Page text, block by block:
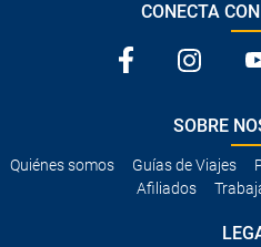
CONECTA
SOBRE
Quiénes somos Guías de Viajes
Afiliados